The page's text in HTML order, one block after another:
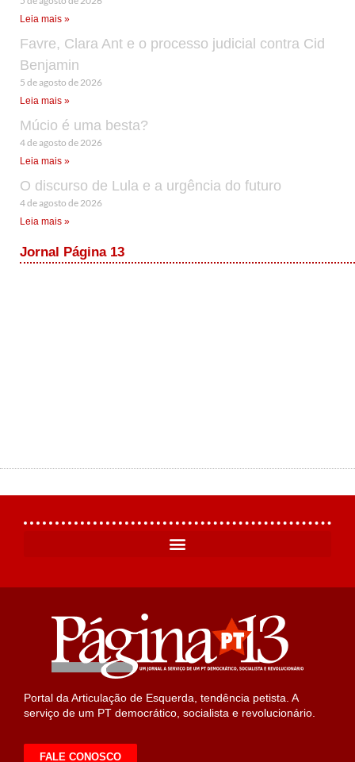
Leia mais »
Favre, Clara Ant e o processo judicial contra Cid
Benjamin
5 de agosto de 2026
Leia mais »
Múcio é uma besta?
4 de agosto de 2026
Leia mais »
O discurso de Lula e a urgência do futuro
4 de agosto de 2026
Leia mais »
Jornal Página 13
Portal da Articulação de Esquerda, tendência petista. A
serviço de um PT democrático, socialista e revolucionário.
FALE CONOSCO